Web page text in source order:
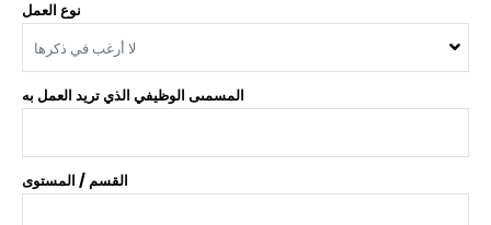
نوع العمل
لا أرغب في ذكرها
المسمىى الوظيفي الذي تريد العمل به
القسم / المستوى